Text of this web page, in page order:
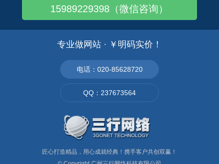
15989229398（微信咨询）
专业做网站 · ￥明码实价！
电话：020-85628720
QQ：237673564
匠心打造精品，用心成就经典！携手客户共创双赢！